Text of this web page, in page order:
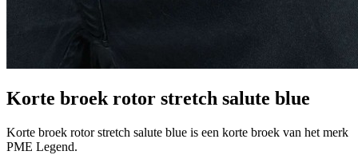
Korte broek rotor stretch salute blue
Korte broek rotor stretch salute blue is een korte broek van het merk
PME Legend.